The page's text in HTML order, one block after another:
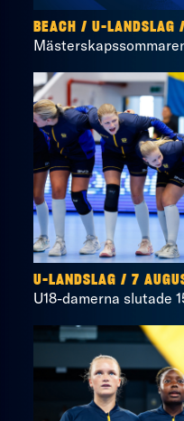
BEACH / U-LANDSLAG /
U-LANDSLAG / 7
U18-damerna slutade